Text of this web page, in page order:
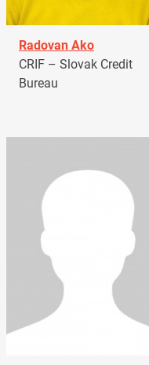
Radovan Ako
CRIF – Slovak Credit
Bureau